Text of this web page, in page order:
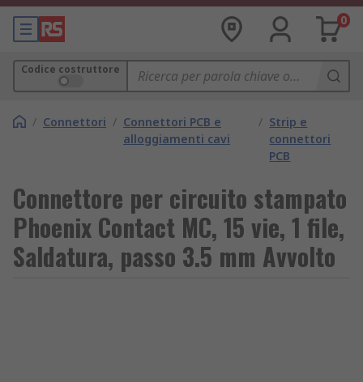
0
Codice costruttore
/ Connettori / Connettori PCB e
alloggiamenti cavi
/ Strip e
connettori
PCB
Connettore per circuito stampato
Phoenix Contact MC, 15 vie, 1 file,
Saldatura, passo 3.5 mm Avvolto